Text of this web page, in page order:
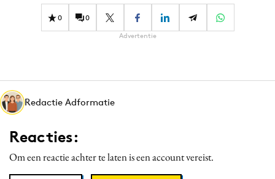
Effectiviteit
Gedragsverandering
Martech
Media
Merkstrategie
Programmatic
Purpose Marketing
0 0
Advertentie
Redactie Adformatie
Reacties:
Om een reactie achter te laten is een account vereist.